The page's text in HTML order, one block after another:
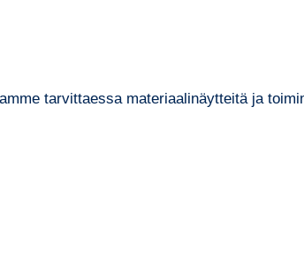
tarvittaessa materiaalinäytteitä ja